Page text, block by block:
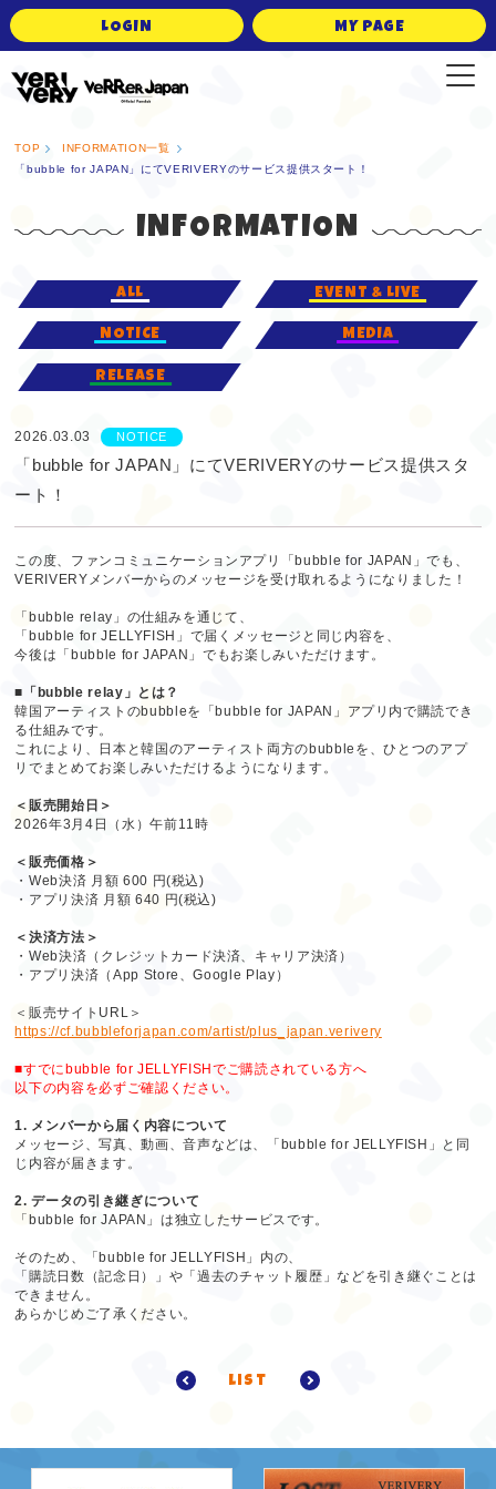
LOGIN MY PAGE
TOP
INFORMATION一覧
「bubble for JAPAN」にてVERIVERYのサービス提供スタート！
INFORMATION
ALL EVENT & LIVE
NOTICE MEDIA
RELEASE
2026.03.03 NOTICE
「bubble for JAPAN」にてVERIVERYのサービス提供スタ
ート！
この度、ファンコミュニケーションアプリ「bubble for JAPAN」でも、
VERIVERYメンバーからのメッセージを受け取れるようになりました！
「bubble relay」の仕組みを通じて、
「bubble for JELLYFISH」で届くメッセージと同じ内容を、
今後は「bubble for JAPAN」でもお楽しみいただけます。
■「bubble relay」とは？
韓国アーティストのbubbleを「bubble for JAPAN」アプリ内で購読でき
る仕組みです。
これにより、日本と韓国のアーティスト両方のbubbleを、ひとつのアプ
リでまとめてお楽しみいただけるようになります。
＜販売開始日＞
2026年3月4日（水）午前11時
＜販売価格＞
・Web決済 月額 600 円(税込)
・アプリ決済 月額 640 円(税込)
＜決済方法＞
・Web決済（クレジットカード決済、キャリア決済）
・アプリ決済（App Store、Google Play）
＜販売サイトURL＞
https://cf.bubbleforjapan.com/artist/plus_japan.verivery
■すでにbubble for JELLYFISHでご購読されている方へ
以下の内容を必ずご確認ください。
1. メンバーから届く内容について
メッセージ、写真、動画、音声などは、「bubble for JELLYFISH」と同
じ内容が届きます。
2. データの引き継ぎについて
「bubble for JAPAN」は独立したサービスです。
そのため、「bubble for JELLYFISH」内の、
「購読日数（記念日）」や「過去のチャット履歴」などを引き継ぐことは
できません。
あらかじめご了承ください。
list